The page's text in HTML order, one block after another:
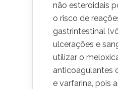
não esteroidais
o risco de
gastrintestinal
ulcerações e
utilizar o
anticoagulantes
e varfarina, pois